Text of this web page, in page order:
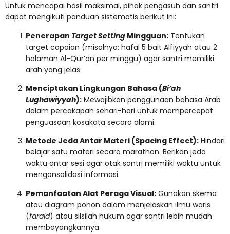
Untuk mencapai hasil maksimal, pihak pengasuh dan santri
dapat mengikuti panduan sistematis berikut ini:
Penerapan Target Setting Mingguan: Tentukan
target capaian (misalnya: hafal 5 bait Alfiyyah atau 2
halaman Al-Qur’an per minggu) agar santri memiliki
arah yang jelas.
Menciptakan Lingkungan Bahasa (Bi’ah
Lughawiyyah): Mewajibkan penggunaan bahasa Arab
dalam percakapan sehari-hari untuk mempercepat
penguasaan kosakata secara alami.
Metode Jeda Antar Materi (Spacing Effect): Hindari
belajar satu materi secara marathon. Berikan jeda
waktu antar sesi agar otak santri memiliki waktu untuk
mengonsolidasi informasi.
Pemanfaatan Alat Peraga Visual: Gunakan skema
atau diagram pohon dalam menjelaskan ilmu waris
(faraid) atau silsilah hukum agar santri lebih mudah
membayangkannya.